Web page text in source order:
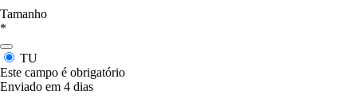
Tamanho
*
TU
Este campo é obrigatório
Enviado em 4 dias